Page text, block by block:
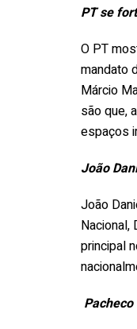
PT se
O PT
mandato
Márcio
são que,
espaços
João
João
Nacional,
principal